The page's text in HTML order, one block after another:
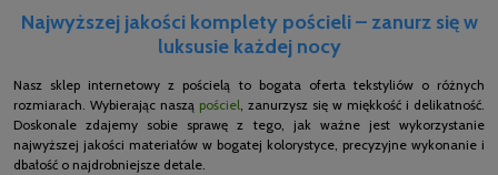
Najwyższej jakości komplety pościeli – zanurz się w
luksusie każdej nocy
Nasz sklep internetowy z pościelą to bogata oferta tekstyliów o różnych
rozmiarach. Wybierając naszą pościel, zanurzysz się w miękkość i delikatność.
Doskonale zdajemy sobie sprawę z tego, jak ważne jest wykorzystanie
najwyższej jakości materiałów w bogatej kolorystyce, precyzyjne wykonanie i
dbałość o najdrobniejsze detale.